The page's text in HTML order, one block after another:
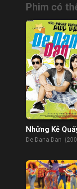
Phim có
Những Kẻ
De Dana Dan